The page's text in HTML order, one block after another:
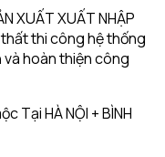
XUẤT XUẤT NHẬP
thất thi công hệ thống
và hoàn thiện công
Tại HÀ NỘI + BÌNH